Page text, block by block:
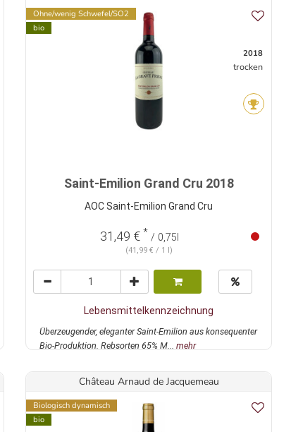
Ohne/wenig Schwefel/SO2
bio
2018
trocken
Saint-Emilion Grand Cru 2018
AOC Saint-Emilion Grand Cru
31,49 € * / 0,75l
(41,99 € / 1 l)
Lebensmittelkennzeichnung
Überzeugender, eleganter Saint-Emilion aus konsequenter
Bio-Produktion. Rebsorten 65% M... mehr
Château Arnaud de Jacquemeau
Biologisch dynamisch
bio